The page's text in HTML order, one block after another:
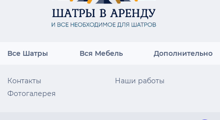
Все Шатры Вся Мебель Дополнительно
Контакты
Наши работы
Фотогалерея